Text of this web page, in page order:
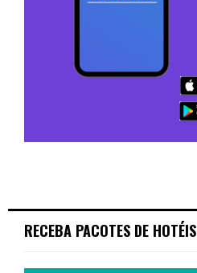
RECEBA PACOTES DE HOTÉIS